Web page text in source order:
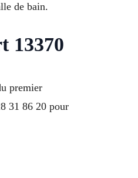
de bain.
13370
premier
31 86 20 pour